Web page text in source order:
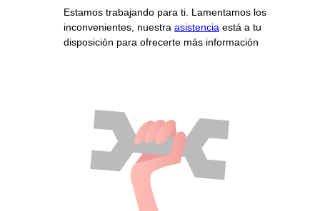
Estamos trabajando para ti. Lamentamos los
inconvenientes, nuestra asistencia está a tu
disposición para ofrecerte más información